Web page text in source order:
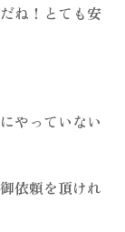
ね！とても安
やっていない
依頼を頂けれ